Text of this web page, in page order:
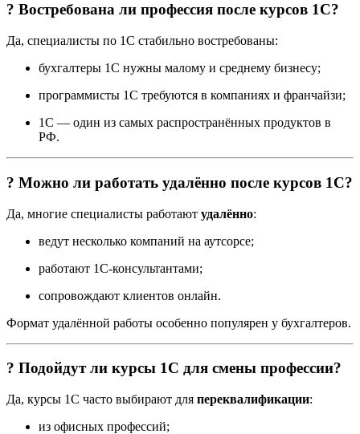
? Востребована ли профессия после курсов 1С?
Да, специалисты по 1С стабильно востребованы:
бухгалтеры 1С нужны малому и среднему бизнесу;
программисты 1С требуются в компаниях и франчайзи;
1С — один из самых распространённых продуктов в
РФ.
? Можно ли работать удалённо после курсов 1С?
Да, многие специалисты работают удалённо:
ведут несколько компаний на аутсорсе;
работают 1С-консультантами;
сопровождают клиентов онлайн.
Формат удалённой работы особенно популярен у бухгалтеров.
? Подойдут ли курсы 1С для смены профессии?
Да, курсы 1С часто выбирают для переквалификации:
из офисных профессий;